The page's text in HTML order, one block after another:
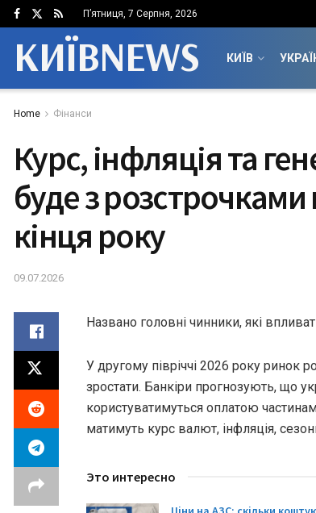
П’ятниця, 7 Серпня, 2026
КИЇВNEWS КИЇВ
Home Фінанси
Курс, інфляція та
буде з розстрочками
кінця року
09.07.2026
Названо головні чинники, які
У другому півріччі 2026 року ринок
зростати. Банкіри прогнозують, що
користуватимуться оплатою
матимуть курс валют, інфляція,
Это интересно